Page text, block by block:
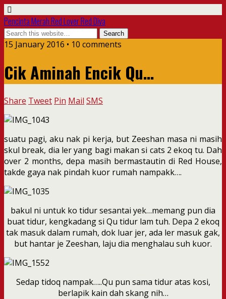
Pencinta Merah Red Lover Red Diva
15 January 2016 • 10 comments
Cik Aminah Encik Qu…
Share Tweet Pin Mail SMS
suatu pagi, aku nak pi kerja, but Zeeshan masa ni masih
skul break, dia ler yang bagi makan si cats 2 ekoq tu. Dah
over 2 months, depa masih bermastautin di Red House,
takde gaya nak pindah kuor rumah nampakk….
bakul ni untuk ko tidur sesantai yek…memang pun dia
buat tidur, kengkadang si Qu tidur lam tuh. Depa 2 ekoq
tak masuk dalam rumah, dok luar jer, ada ler masuk gak,
but hantar je Zeeshan, laju dia menghalau suh kuor.
Sedap tidoq nampak…..Qu pun sama tidur atas kosi,
berlapik kain dah skang nih…